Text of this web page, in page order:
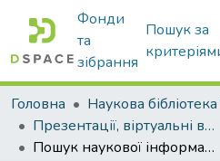
Фонди
та
зібрання
Пошук за
Головна
Наукова
Презентації, віртуальні виставки наукової бібліотеки
Пошук наукової інформації : презентація